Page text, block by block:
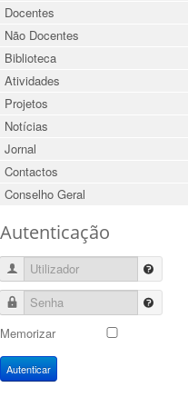
Docentes
Não Docentes
Biblioteca
Atividades
Projetos
Notícias
Jornal
Contactos
Conselho Geral
Autenticação
Utilizador
Senha
Memorizar
Autenticar